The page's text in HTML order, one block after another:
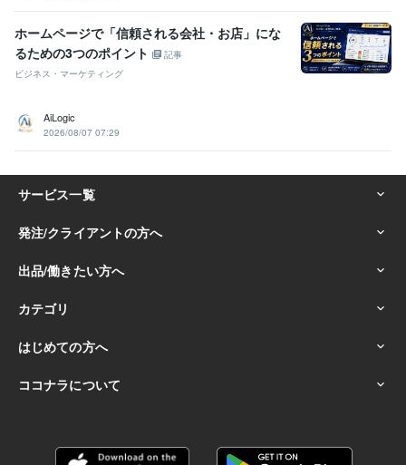
ホームページで「信頼される会社・お店」にな
るための3つのポイント
記事
ビジネス・マーケティング
AiLogic
2026/08/07 07:29